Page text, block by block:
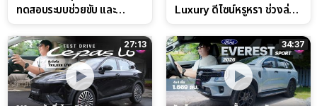
ทดสอบระบบช่วยขับ และ
สนาม
Luxury ดีไซน์หรูหรา ช่วงล่าง
27:13 34:37